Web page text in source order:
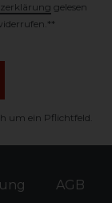
gelesen
um ein Pflichtfeld.
AGB